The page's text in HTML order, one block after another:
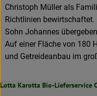
Christoph Müller als
Richtlinien
Sohn Johannes
Auf einer Fläche von 180
und Getreideanbau im
Lotta Karotta Bio-Lieferservice